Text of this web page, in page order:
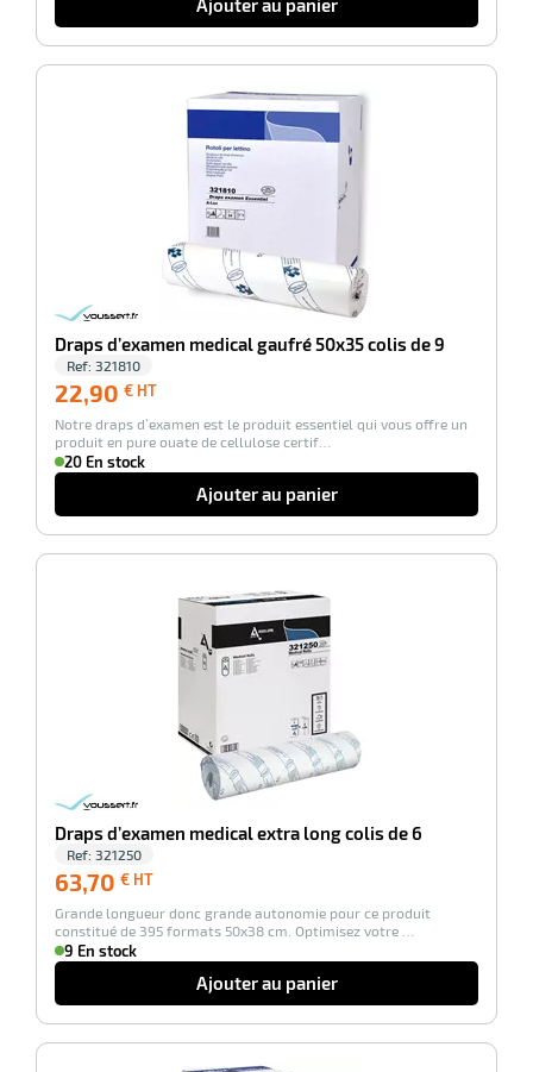
Ajouter au panier
Draps d’examen medical gaufré 50x35 colis de 9
Ref: 321810
22,90 € HT
HT
Notre draps d’examen est le produit essentiel qui vous offre un
produit en pure ouate de cellulose certif…
20 En stock
Ajouter au panier
Draps d’examen medical extra long colis de 6
Ref: 321250
63,70 € HT
HT
Grande longueur donc grande autonomie pour ce produit
constitué de 395 formats 50x38 cm. Optimisez votre …
9 En stock
Ajouter au panier